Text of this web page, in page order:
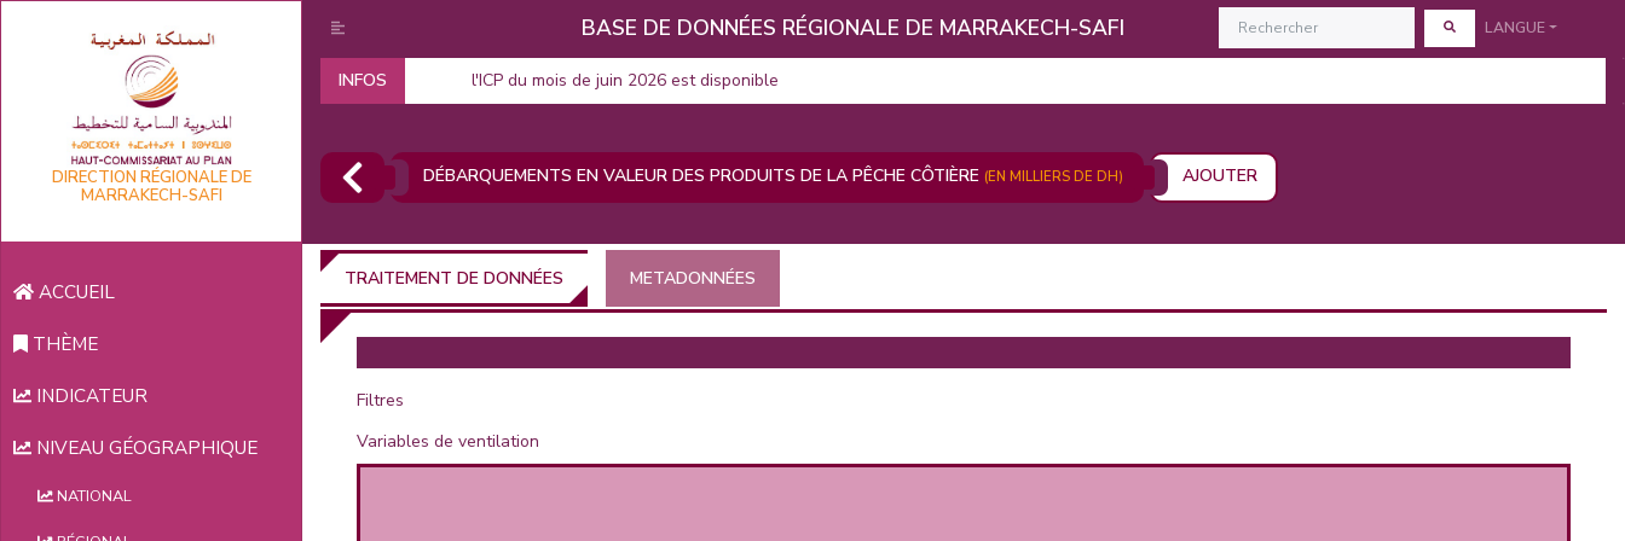
DIRECTION RÉGIONALE DE
MARRAKECH-SAFI
ACCUEIL
THÈME
INDICATEUR
NIVEAU GÉOGRAPHIQUE
NATIONAL
BASE DE DONNÉES RÉGIONALE DE MARRAKECH-SAFI LANGUE
INFOS l'ICP du mois de juin 2026 est disponible
DÉBARQUEMENTS EN VALEUR DES PRODUITS DE LA PÊCHE CÔTIÈRE (EN MILLIERS DE DH) AJOUTER
TRAITEMENT DE DONNÉES METADONNÉES
Filtres
Variables de ventilation